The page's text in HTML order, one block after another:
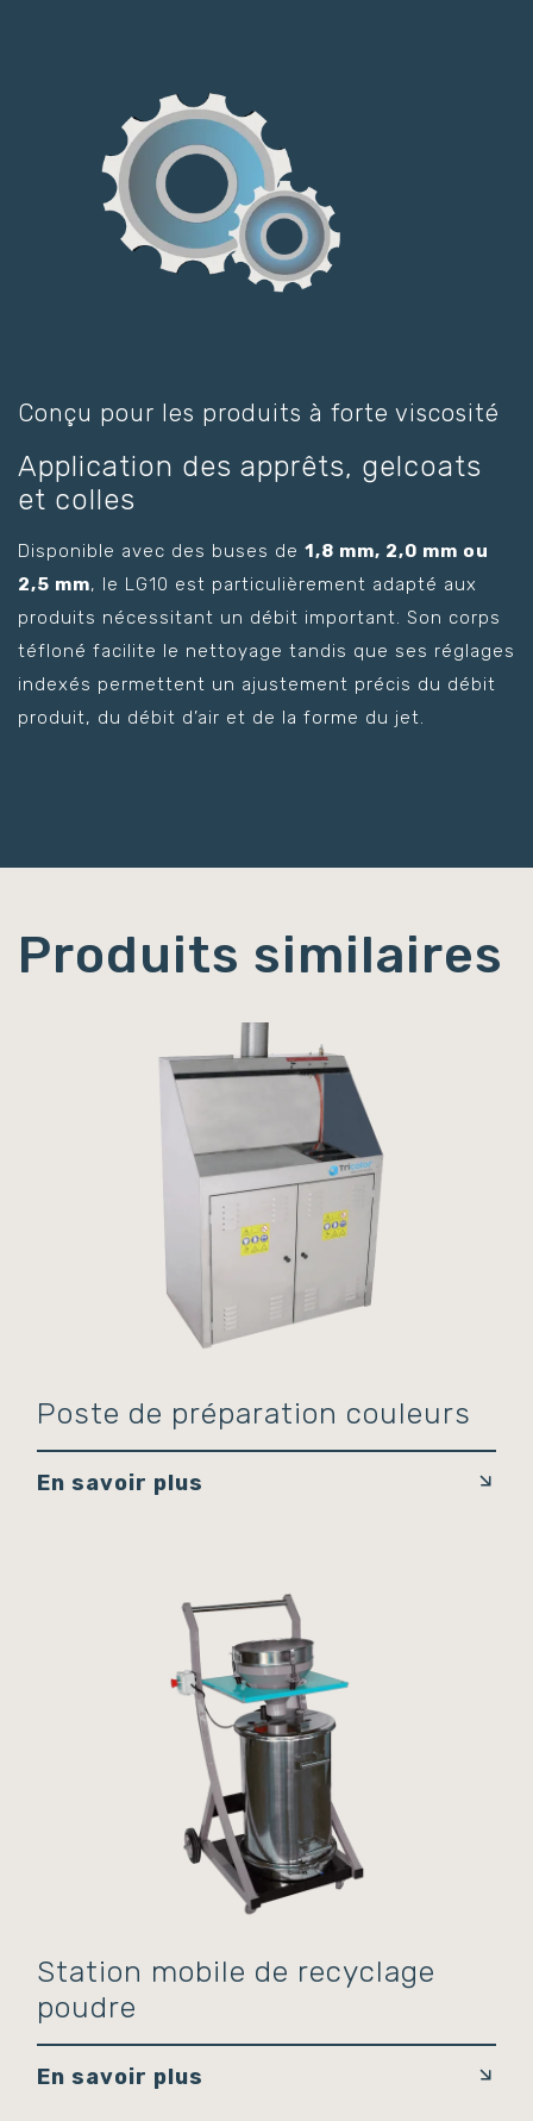
Conçu pour les produits à forte viscosité
Application des apprêts, gelcoats
et colles
Disponible avec des buses de 1,8 mm, 2,0 mm ou
2,5 mm, le LG10 est particulièrement adapté aux
produits nécessitant un débit important. Son corps
téfloné facilite le nettoyage tandis que ses réglages
indexés permettent un ajustement précis du débit
produit, du débit d’air et de la forme du jet.
Produits similaires
Poste de préparation couleurs
En savoir plus
Station mobile de recyclage
poudre
En savoir plus